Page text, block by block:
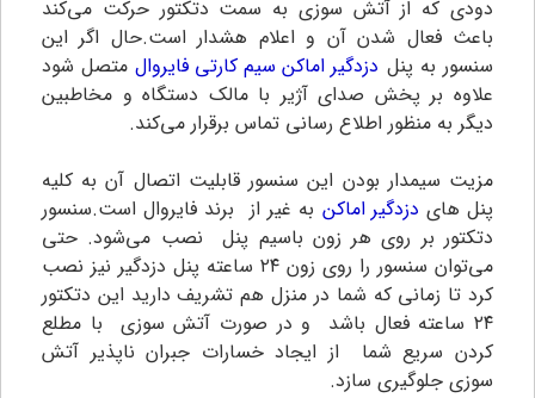
دودی که از آتش سوزی به سمت دتکتور حرکت می‌کند
باعث فعال شدن آن و اعلام هشدار است.حال اگر این
سنسور به پنل دزدگیر اماکن سیم کارتی فایروالمتصل شود
علاوه بر پخش صدای آژیر با مالک دستگاه و مخاطبین
دیگر به منظور اطلاع رسانی تماس برقرار می‌کند.
مزیت سیمدار بودن این سنسور قابلیت اتصال آن به کلیه
پنل های دزدگیر اماکن به غیر از برند فایروال است.سنسور
دتکتور بر روی هر زون باسیم پنل نصب می‌شود. حتی
می‌توان سنسور را روی زون ۲۴ ساعته پنل دزدگیر نیز نصب
کرد تا زمانی که شما در منزل هم تشریف دارید این دتکتور
۲۴ ساعته فعال باشد و در صورت آتش سوزی با مطلع
کردن سریع شما از ایجاد خسارات جبران ناپذیر آتش
سوزی جلوگیری سازد.